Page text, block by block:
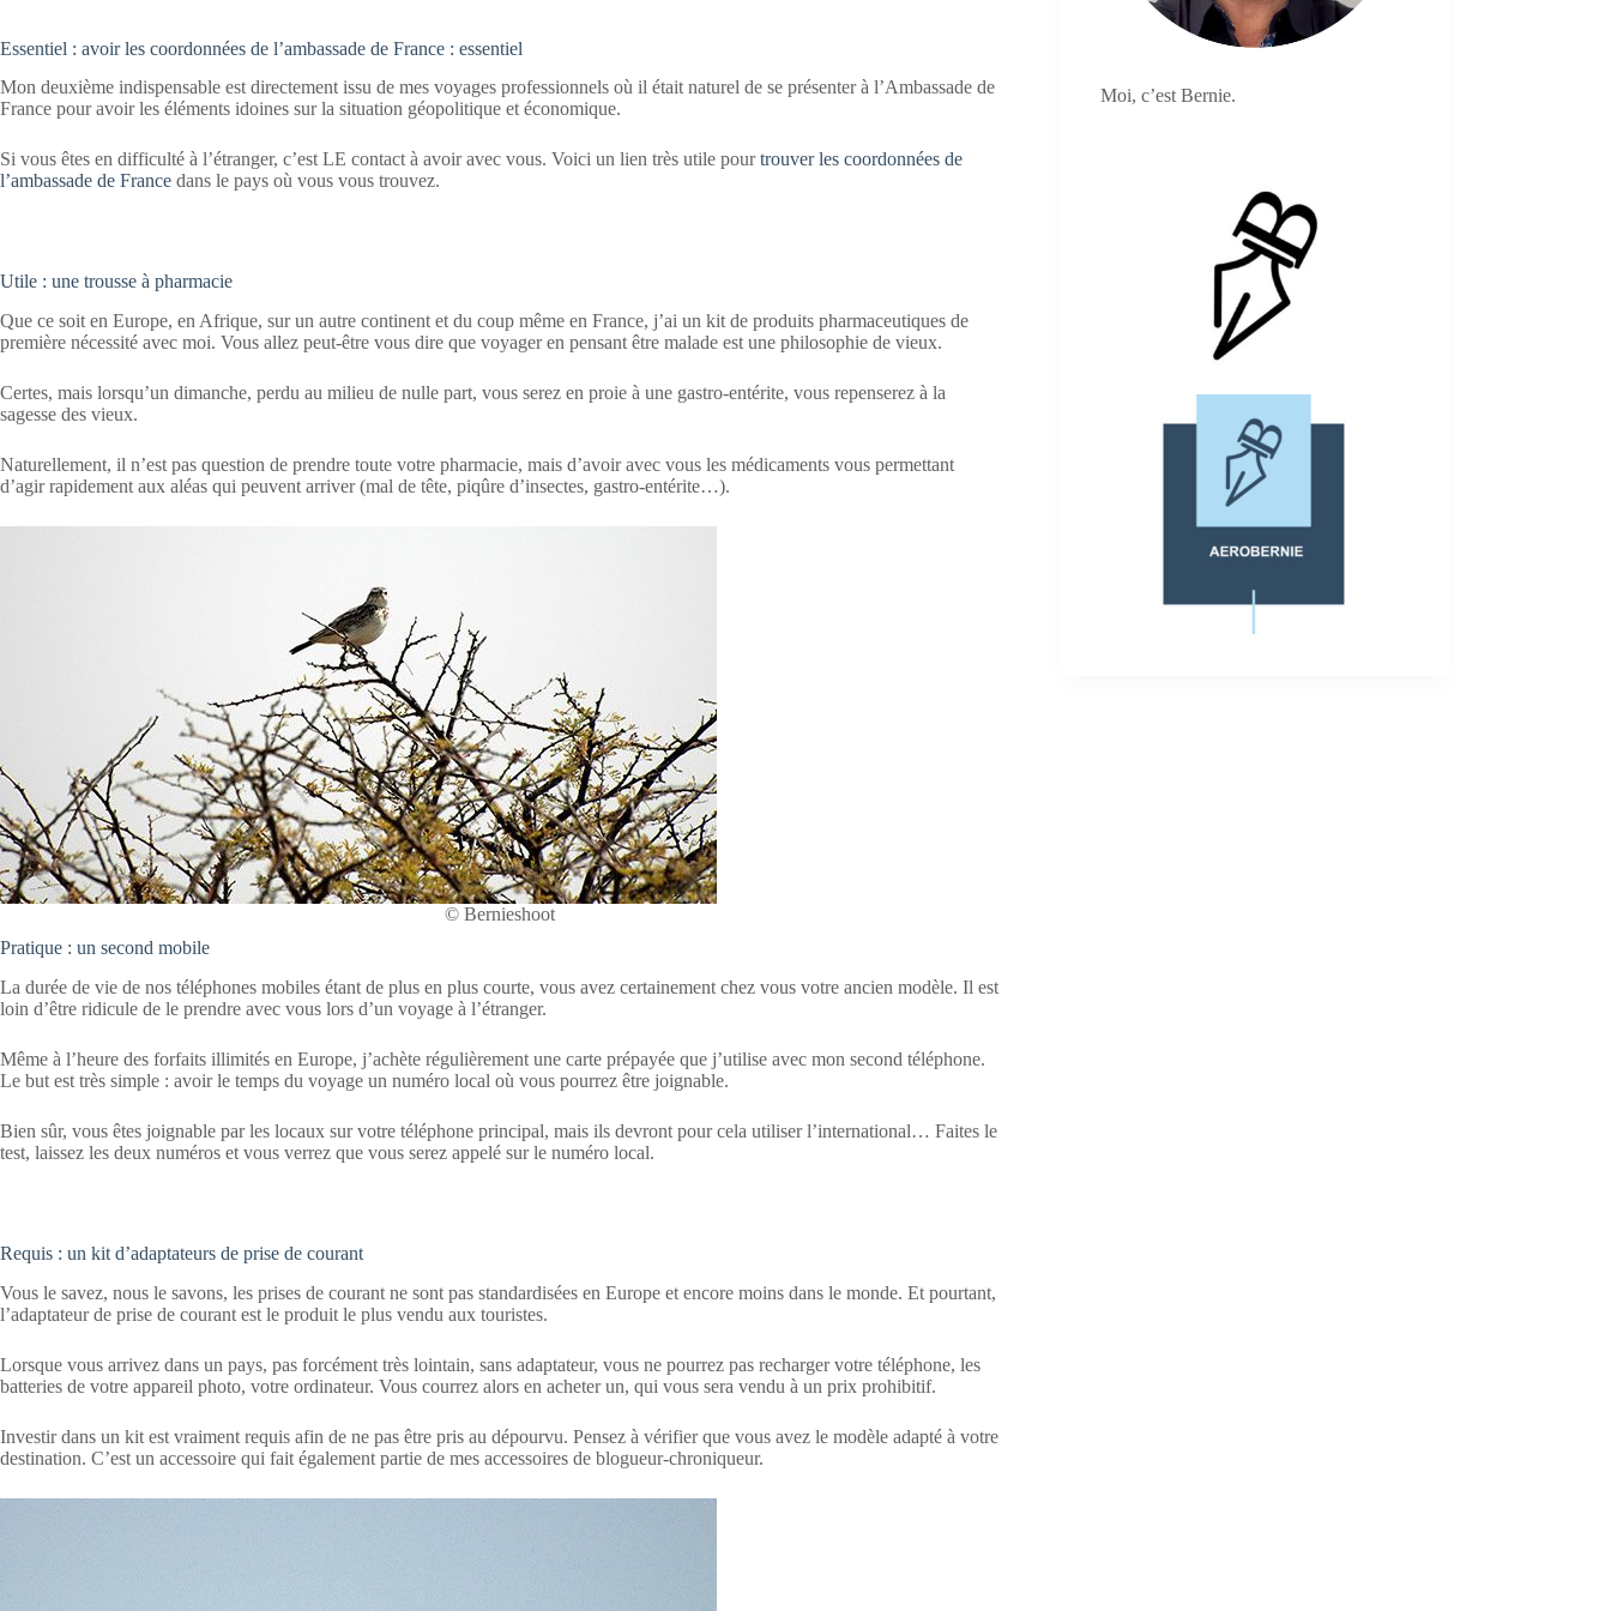
Essentiel : avoir les coordonnées de l’ambassade de France : essentiel
Mon deuxième indispensable est directement issu de mes voyages professionnels où il était naturel de se présenter à l’Ambassade de
France pour avoir les éléments idoines sur la situation géopolitique et économique.
Si vous êtes en difficulté à l’étranger, c’est LE contact à avoir avec vous. Voici un lien très utile pourtrouver les coordonnées de
l’ambassade de France dans le pays où vous vous trouvez.
Utile : une trousse à pharmacie
Que ce soit en Europe, en Afrique, sur un autre continent et du coup même en France, j’ai un kit de produits pharmaceutiques de
première nécessité avec moi. Vous allez peut-être vous dire que voyager en pensant être malade est une philosophie de vieux.
Certes, mais lorsqu’un dimanche, perdu au milieu de nulle part, vous serez en proie à une gastro-entérite, vous repenserez à la
sagesse des vieux.
Naturellement, il n’est pas question de prendre toute votre pharmacie, mais d’avoir avec vous les médicaments vous permettant
d’agir rapidement aux aléas qui peuvent arriver (mal de tête, piqûre d’insectes, gastro-entérite…).
© Bernieshoot
Pratique : un second mobile
La durée de vie de nos téléphones mobiles étant de plus en plus courte, vous avez certainement chez vous votre ancien modèle. Il est
loin d’être ridicule de le prendre avec vous lors d’un voyage à l’étranger.
Même à l’heure des forfaits illimités en Europe, j’achète régulièrement une carte prépayée que j’utilise avec mon second téléphone.
Le but est très simple : avoir le temps du voyage un numéro local où vous pourrez être joignable.
Bien sûr, vous êtes joignable par les locaux sur votre téléphone principal, mais ils devront pour cela utiliser l’international… Faites le
test, laissez les deux numéros et vous verrez que vous serez appelé sur le numéro local.
Requis : un kit d’adaptateurs de prise de courant
Vous le savez, nous le savons, les prises de courant ne sont pas standardisées en Europe et encore moins dans le monde. Et pourtant,
l’adaptateur de prise de courant est le produit le plus vendu aux touristes.
Lorsque vous arrivez dans un pays, pas forcément très lointain, sans adaptateur, vous ne pourrez pas recharger votre téléphone, les
batteries de votre appareil photo, votre ordinateur. Vous courrez alors en acheter un, qui vous sera vendu à un prix prohibitif.
Investir dans un kit est vraiment requis afin de ne pas être pris au dépourvu. Pensez à vérifier que vous avez le modèle adapté à votre
destination. C’est un accessoire qui fait également partie de mes accessoires de blogueur-chroniqueur.
Moi, c’est Bernie.